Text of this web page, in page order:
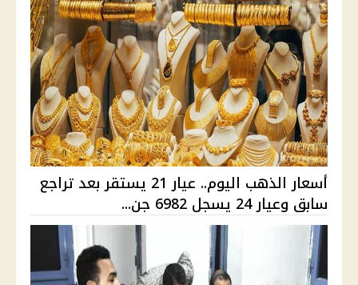
أسعار الذهب اليوم.. عيار 21 يستقر بعد تراجع
سابق وعيار 24 يسجل 6982 جن...